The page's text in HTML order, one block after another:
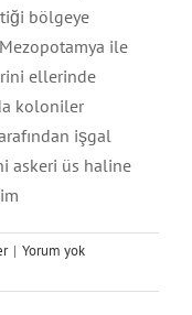
bölgeye
ile
ellerinde
koloniler
işgal
askeri üs haline
| Yorum yok